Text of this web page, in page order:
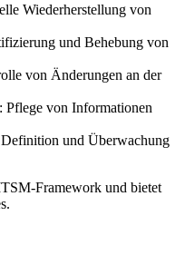
Wiederherstellung von
und Behebung von
von Änderungen an der
: Pflege von Informationen
und Überwachung
Framework und bietet